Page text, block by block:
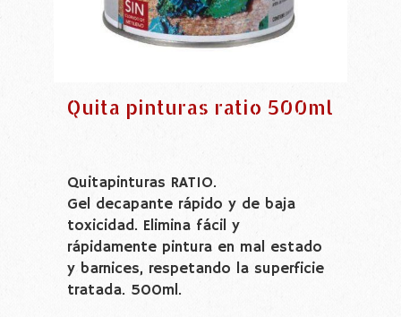
Quita pinturas ratio 500ml
Quitapinturas RATIO.
Gel decapante rápido y de baja
toxicidad. Elimina fácil y
rápidamente pintura en mal estado
y barnices, respetando la superficie
tratada. 500ml.